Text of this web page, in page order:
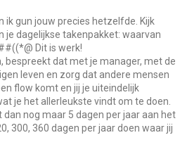
ik gun jouw precies hetzelfde. Kijk
je dagelijkse takenpakket: waarvan
Dit is werk!
bespreekt dat met je manager, met de
leven en zorg dat andere mensen
flow komt en jij je uiteindelijk
je het allerleukste vindt om te doen.
nog maar 5 dagen per jaar aan het
300, 360 dagen per jaar doen waar jij